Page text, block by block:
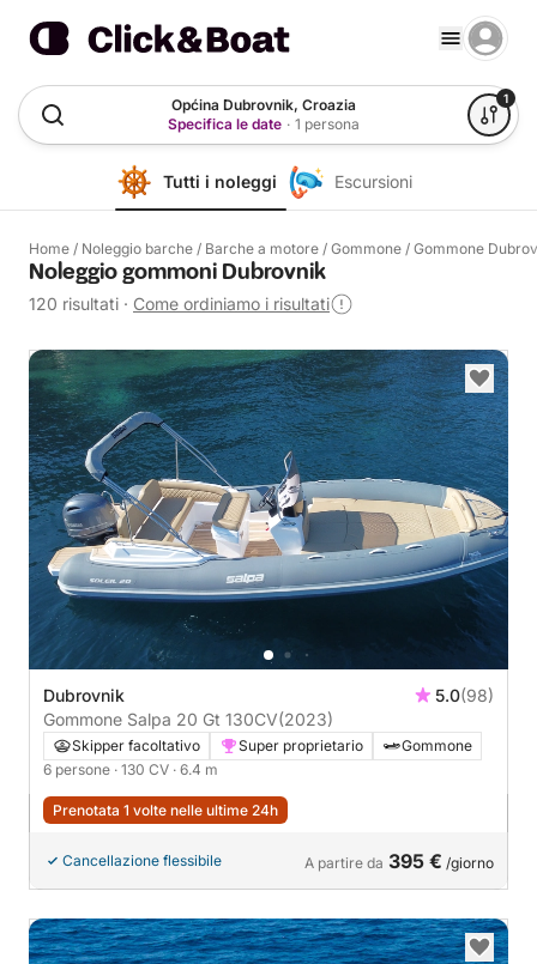
Općina Dubrovnik, Croazia
Specifica le date · 1 persona
1
Tutti i noleggi Escursioni
Home / Noleggio barche / Barche a motore / Gommone / Gommone
Noleggio gommoni Dubrovnik
120 risultati · Come ordiniamo i risultati
Dubrovnik 5.0(98)
Gommone Salpa 20 Gt 130CV(2023)
Skipper facoltativo Super proprietario
Gommone
6 persone · 130 CV · 6.4 m
Prenotata 1 volte nelle ultime 24h
Cancellazione flessibile A partire da 395 € /giorno